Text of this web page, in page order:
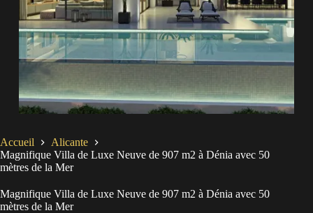
Accueil
Alicante
Magnifique Villa de Luxe Neuve de 907 m2 à Dénia avec 50
mètres de la Mer
Magnifique Villa de Luxe Neuve de 907 m2 à Dénia avec 50
mètres de la Mer